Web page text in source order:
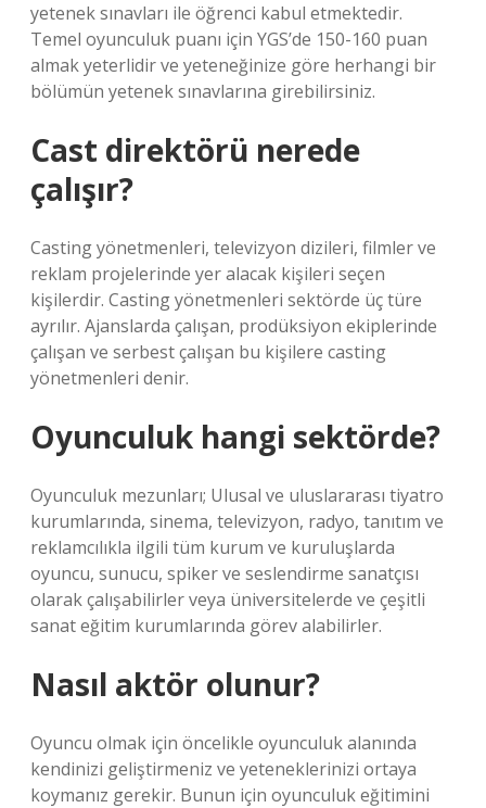
yetenek sınavları ile öğrenci kabul etmektedir.
Temel oyunculuk puanı için YGS’de 150-160 puan
almak yeterlidir ve yeteneğinize göre herhangi bir
bölümün yetenek sınavlarına girebilirsiniz.
Cast direktörü nerede
çalışır?
Casting yönetmenleri, televizyon dizileri, filmler ve
reklam projelerinde yer alacak kişileri seçen
kişilerdir. Casting yönetmenleri sektörde üç türe
ayrılır. Ajanslarda çalışan, prodüksiyon ekiplerinde
çalışan ve serbest çalışan bu kişilere casting
yönetmenleri denir.
Oyunculuk hangi sektörde?
Oyunculuk mezunları; Ulusal ve uluslararası tiyatro
kurumlarında, sinema, televizyon, radyo, tanıtım ve
reklamcılıkla ilgili tüm kurum ve kuruluşlarda
oyuncu, sunucu, spiker ve seslendirme sanatçısı
olarak çalışabilirler veya üniversitelerde ve çeşitli
sanat eğitim kurumlarında görev alabilirler.
Nasıl aktör olunur?
Oyuncu olmak için öncelikle oyunculuk alanında
kendinizi geliştirmeniz ve yeteneklerinizi ortaya
koymanız gerekir. Bunun için oyunculuk eğitimini